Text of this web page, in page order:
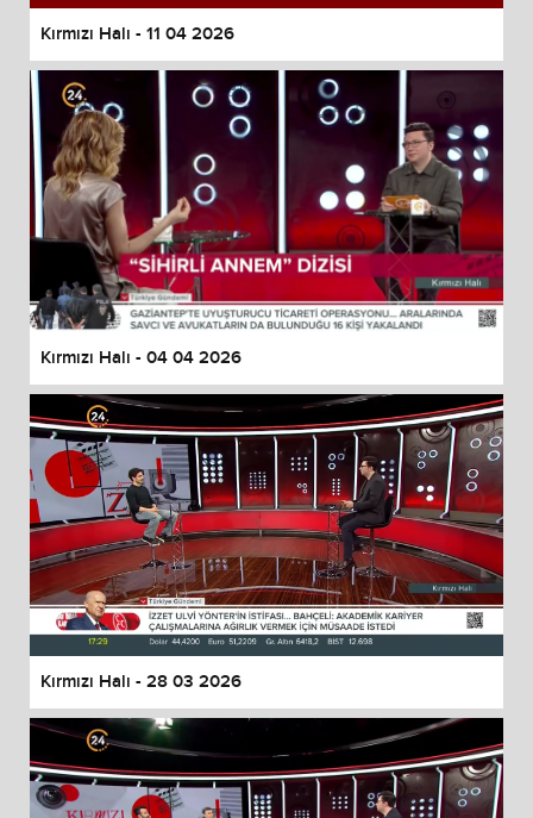
Kırmızı Halı - 11 04 2026
Kırmızı Halı - 04 04 2026
Kırmızı Halı - 28 03 2026